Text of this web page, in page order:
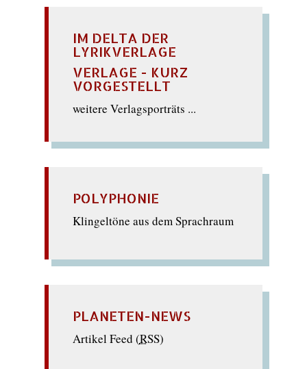
IM DELTA DER
LYRIKVERLAGE
VERLAGE - KURZ
VORGESTELLT
weitere Verlagsporträts ...
POLYPHONIE
Klingeltöne aus dem Sprachraum
PLANETEN-NEWS
Artikel Feed (RSS)